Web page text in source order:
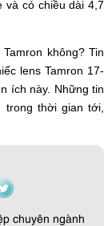
và có chiều dài 4,7
không? Tin
lens Tamron 17-
ích này. Những tin
thời gian tới,
chuyên ngành